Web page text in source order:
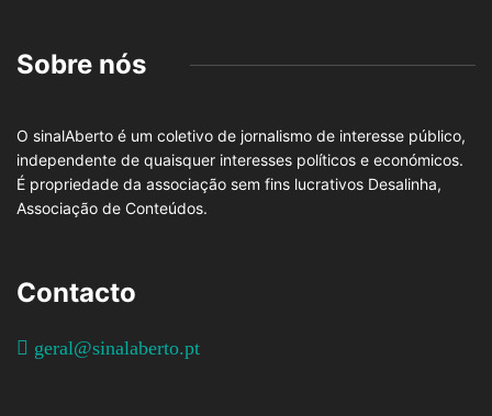
Sobre nós
O sinalAberto é um coletivo de jornalismo de interesse público,
independente de quaisquer interesses políticos e económicos.
É propriedade da associação sem fins lucrativos Desalinha,
Associação de Conteúdos.
Contacto
geral@sinalaberto.pt